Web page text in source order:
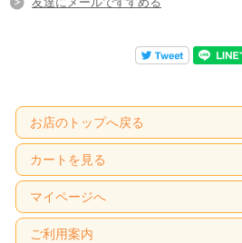
お店のトップへ戻る
カートを見る
マイページへ
ご利用案内